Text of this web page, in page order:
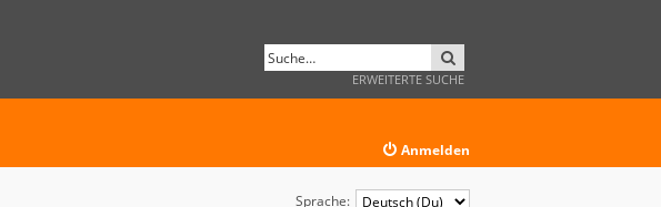
ERWEITERTE SUCHE
Anmelden
Sprache: